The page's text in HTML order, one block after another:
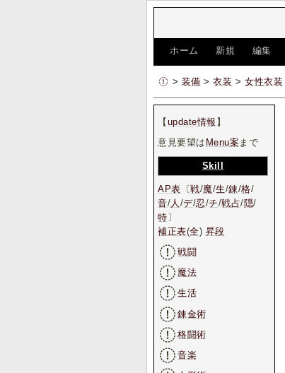
ホーム 新規 編集
> 装備 >衣装 >女性衣装
【update情報 】
意見要望は Menu案 まで
Skill
AP表 〔戦/魔/生/錬/格/
音/ 人 /デ/忍/チ/戦占/隠/
特 〕
補正表(全) 昇段
戦闘
魔法
生活
錬金術
格闘術
音楽